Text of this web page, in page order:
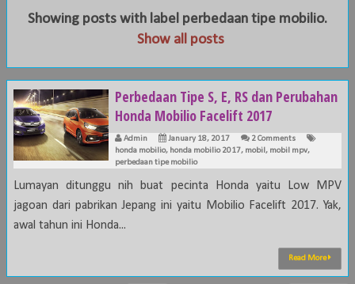
Showing posts with label perbedaan tipe mobilio.
Show all posts
Perbedaan Tipe S, E, RS dan Perubahan
Honda Mobilio Facelift 2017
Admin January 18, 2017
2 Comments
honda mobilio, honda mobilio 2017, mobil , mobil mpv,
perbedaan tipe mobilio
Lumayan ditunggu nih buat pecinta Honda yaitu Low MPV
jagoan dari pabrikan Jepang ini yaitu Mobilio Facelift 2017. Yak,
awal tahun ini Honda...
Read More